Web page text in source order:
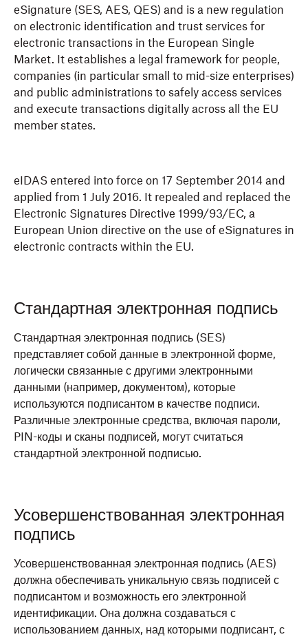
eSignature (SES, AES, QES) and is a new regulation
on electronic identification and trust services for
electronic transactions in the European Single
Market. It establishes a legal framework for people,
companies (in particular small to mid-size enterprises)
and public administrations to safely access services
and execute transactions digitally across all the EU
member states.
eIDAS entered into force on 17 September 2014 and
applied from 1 July 2016. It repealed and replaced the
Electronic Signatures Directive 1999/93/EC, a
European Union directive on the use of eSignatures in
electronic contracts within the EU.
Стандартная электронная подпись
Стандартная электронная подпись (SES)
представляет собой данные в электронной форме,
логически связанные с другими электронными
данными (например, документом), которые
используются подписантом в качестве подписи.
Различные электронные средства, включая пароли,
PIN-коды и сканы подписей, могут считаться
стандартной электронной подписью.
Усовершенствованная электронная
подпись
Усовершенствованная электронная подпись (AES)
должна обеспечивать уникальную связь подписей с
подписантом и возможность его электронной
идентификации. Она должна создаваться с
использованием данных, над которыми подписант, с